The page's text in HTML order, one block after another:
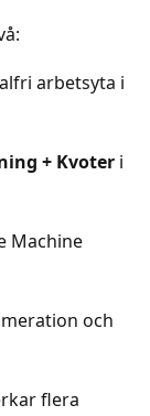
arbetsyta i
+ Kvoter i
Machine
och
flera